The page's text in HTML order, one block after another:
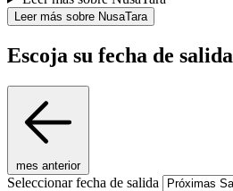
Leer más sobre NusaTara
Escoja su fecha de salida
mes anterior
Seleccionar fecha de salida